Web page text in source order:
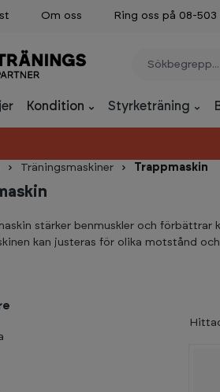
Om oss Ring oss på 08-503
Kondition Styrketräning
Träningsmaskiner Trappmaskin
stärker benmuskler och
kan justeras för olika motstånd